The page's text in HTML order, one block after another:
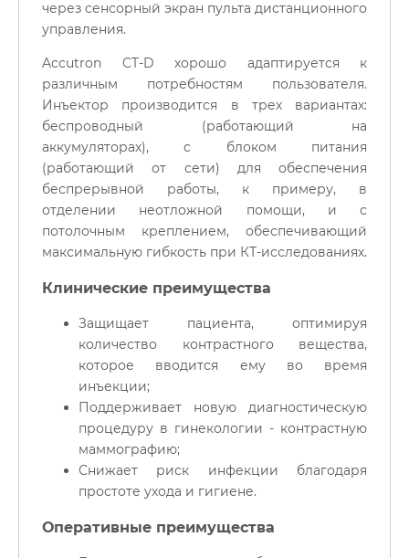
через сенсорный экран пульта дистанционного
управления.
Accutron CT-D хорошо адаптируется к
различным потребностям пользователя.
Инъектор производится в трех вариантах:
беспроводный (работающий на
аккумуляторах), с блоком питания
(работающий от сети) для обеспечения
беспрерывной работы, к примеру, в
отделении неотложной помощи, и с
потолочным креплением, обеспечивающий
максимальную гибкость при КТ-исследованиях.
Клинические преимущества
Защищает пациента, оптимируя
количество контрастного вещества,
которое вводится ему во время
инъекции;
Поддерживает новую диагностическую
процедуру в гинекологии - контрастную
маммографию;
Снижает риск инфекции благодаря
простоте ухода и гигиене.
Оперативные преимущества